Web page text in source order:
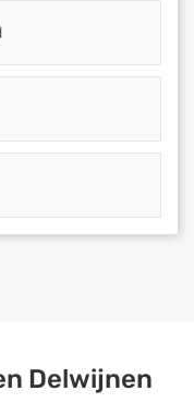
Delwijnen